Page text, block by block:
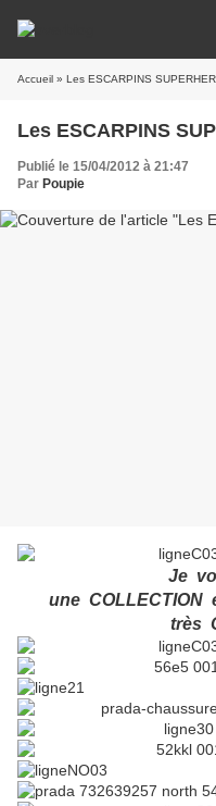
Accueil » Les ESCARPINS
Les ESCARPINS
Publié le 15/04/2012 à 21:47
Par Poupie
Je
une COLLECTION
très